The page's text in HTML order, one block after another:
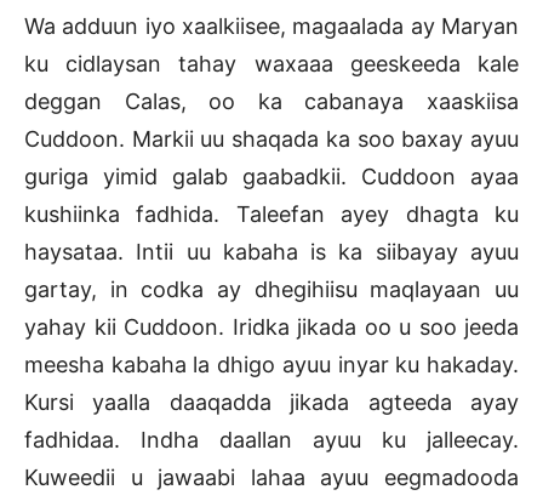
Wa adduun iyo xaalkiisee, magaalada ay Maryan
ku cidlaysan tahay waxaaa geeskeeda kale
deggan Calas, oo ka cabanaya xaaskiisa
Cuddoon. Markii uu shaqada ka soo baxay ayuu
guriga yimid galab gaabadkii. Cuddoon ayaa
kushiinka fadhida. Taleefan ayey dhagta ku
haysataa. Intii uu kabaha is ka siibayay ayuu
gartay, in codka ay dhegihiisu maqlayaan uu
yahay kii Cuddoon. Iridka jikada oo u soo jeeda
meesha kabaha la dhigo ayuu inyar ku hakaday.
Kursi yaalla daaqadda jikada agteeda ayay
fadhidaa. Indha daallan ayuu ku jalleecay.
Kuweedii u jawaabi lahaa ayuu eegmadooda